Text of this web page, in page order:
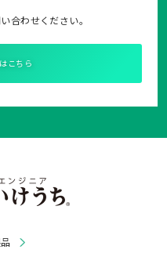
合わせください。
こちら